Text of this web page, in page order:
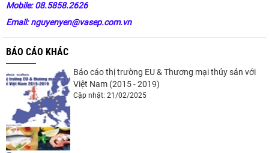
Mobile: 08.5858.2626
Email: nguyenyen@vasep.com.vn
BÁO CÁO KHÁC
Báo cáo thị trường EU & Thương mại thủy sản với
Việt Nam (2015 - 2019)
Cập nhật: 21/02/2025